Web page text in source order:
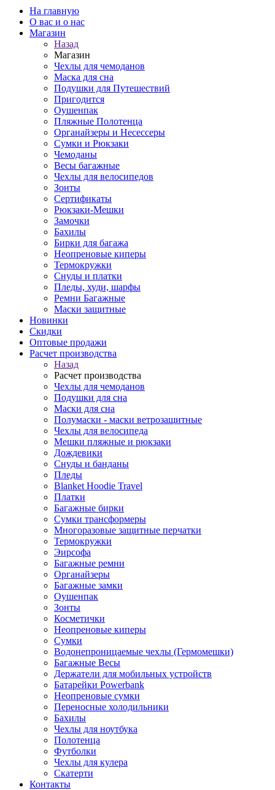
На главную
О вас и о нас
Магазин
Назад
Магазин
Чехлы для чемоданов
Маска для сна
Подушки для Путешествий
Пригодится
Оушенпак
Пляжные Полотенца
Органайзеры и Несессеры
Сумки и Рюкзаки
Чемоданы
Весы багажные
Чехлы для велосипедов
Зонты
Сертификаты
Рюкзаки-Мешки
Замочки
Бахилы
Бирки для багажа
Неопреновые киперы
Термокружки
Снуды и платки
Пледы, худи, шарфы
Ремни Багажные
Маски защитные
Новинки
Скидки
Оптовые продажи
Расчет производства
Назад
Расчет производства
Чехлы для чемоданов
Подушки для сна
Маски для сна
Полумаски - маски ветрозащитные
Чехлы для велосипеда
Мешки пляжные и рюкзаки
Дождевики
Снуды и банданы
Пледы
Blanket Hoodie Travel
Платки
Багажные бирки
Сумки трансформеры
Многоразовые защитные перчатки
Термокружки
Эирсофа
Багажные ремни
Органайзеры
Багажные замки
Оушенпак
Зонты
Косметички
Неопреновые киперы
Сумки
Водонепроницаемые чехлы (Гермомешки)
Багажные Весы
Держатели для мобильных устройств
Батарейки Powerbank
Неопреновые сумки
Переносные холодильники
Бахилы
Чехлы для ноутбука
Полотенца
Футболки
Чехлы для кулера
Скатерти
Контакты